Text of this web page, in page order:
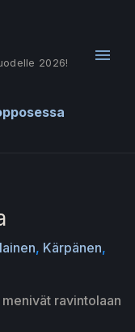
2026!
, Kärpänen,
ravintolaan